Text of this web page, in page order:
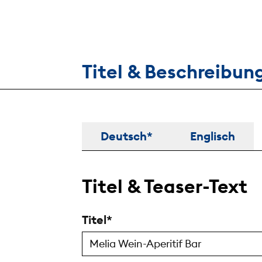
Titel &
Deutsch* Englisch
Titel & Teaser-Text
Titel